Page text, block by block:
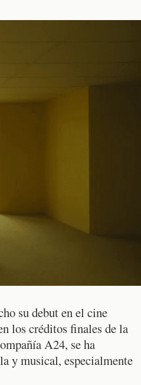
su debut en el cine
los créditos finales de la
A24, se ha
y musical, especialmente